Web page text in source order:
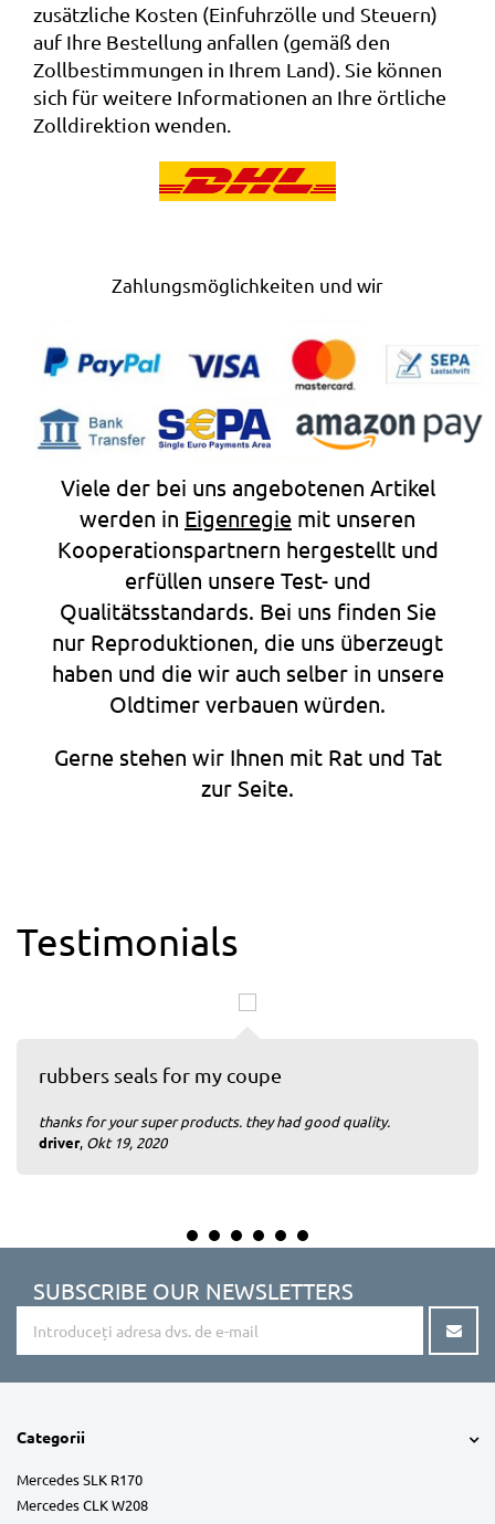
zusätzliche Kosten (Einfuhrzölle und Steuern)
auf Ihre Bestellung anfallen (gemäß den
Zollbestimmungen in Ihrem Land). Sie können
sich für weitere Informationen an Ihre örtliche
Zolldirektion wenden.
Zahlungsmöglichkeiten und wir
Viele der bei uns angebotenen Artikel
werden in Eigenregie mit unseren
Kooperationspartnern hergestellt und
erfüllen unsere Test- und
Qualitätsstandards. Bei uns finden Sie
nur Reproduktionen, die uns überzeugt
haben und die wir auch selber in unsere
Oldtimer verbauen würden.
Gerne stehen wir Ihnen mit Rat und Tat
zur Seite.
Testimonials
rubbers seals for my coupe
thanks for your super products. they had good quality.
driver, Okt 19, 2020
SUBSCRIBE OUR NEWSLETTERS
Categorii
Mercedes SLK R170
Mercedes CLK W208